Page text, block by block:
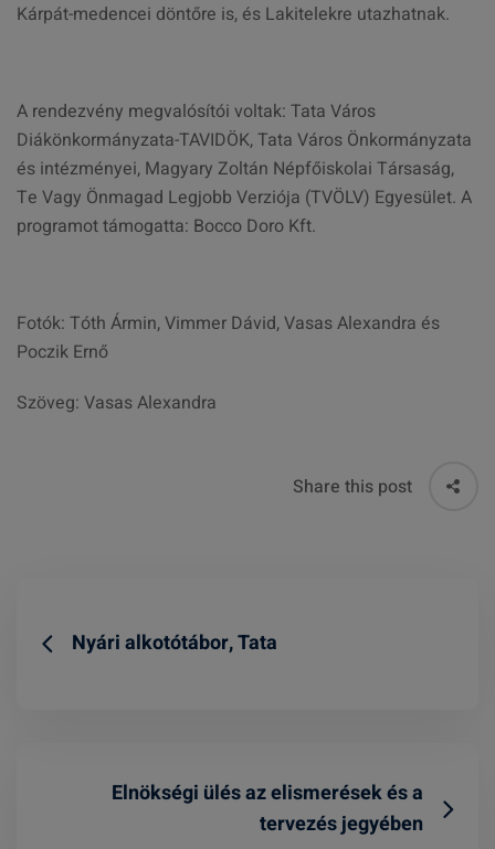
Kárpát-medencei döntőre is, és Lakitelekre utazhatnak.
A rendezvény megvalósítói voltak: Tata Város
Diákönkormányzata-TAVIDÖK, Tata Város Önkormányzata
és intézményei, Magyary Zoltán Népfőiskolai Társaság,
Te Vagy Önmagad Legjobb Verziója (TVÖLV) Egyesület. A
programot támogatta: Bocco Doro Kft.
Fotók: Tóth Ármin, Vimmer Dávid, Vasas Alexandra és
Poczik Ernő
Szöveg: Vasas Alexandra
Share this post
Nyári alkotótábor, Tata
Elnökségi ülés az elismerések és a
tervezés jegyében